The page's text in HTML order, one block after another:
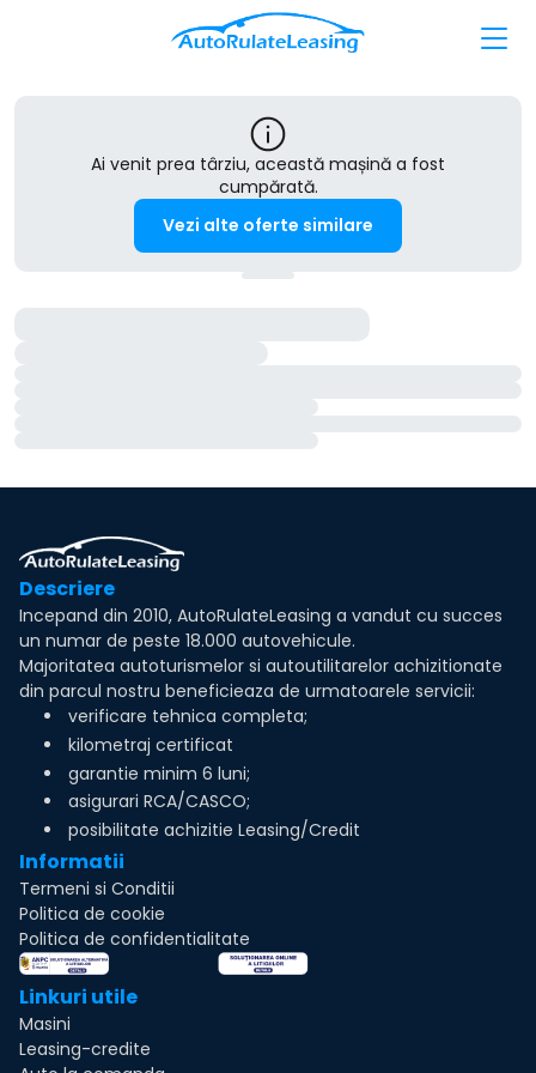
Ai venit prea târziu, această mașină a fost
cumpărată.
Vezi alte oferte similare
Descriere
Incepand din 2010, AutoRulateLeasing a vandut cu succes
un numar de peste 18.000 autovehicule.
Majoritatea autoturismelor si autoutilitarelor achizitionate
din parcul nostru beneficieaza de urmatoarele servicii:
verificare tehnica completa;
kilometraj certificat
garantie minim 6 luni;
asigurari RCA/CASCO;
posibilitate achizitie Leasing/Credit
Informatii
Termeni si Conditii
Politica de cookie
Politica de confidentialitate
Linkuri utile
Masini
Leasing-credite